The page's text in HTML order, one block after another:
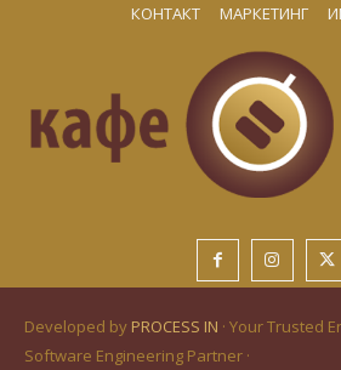
КОНТАКТ МАРКЕТИНГ
Developed by PROCESS IN · Your Trusted
Software Engineering Partner ·